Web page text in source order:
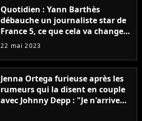
Quotidien : Yann Barthès
débauche un journaliste star de
France 5, ce que cela va changer
à la rentrée
22 mai 2023
Jenna Ortega furieuse après les
rumeurs qui la disent en couple
avec Johnny Depp : "Je n'arrive